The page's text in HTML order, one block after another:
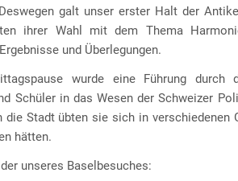
galt unser erster Halt der
ihrer Wahl mit dem Thema
und Überlegungen.
wurde eine Führung
Schüler in das Wesen der Schweizer
die Stadt übten sie sich in
hätten.
unseres Baselbesuches: